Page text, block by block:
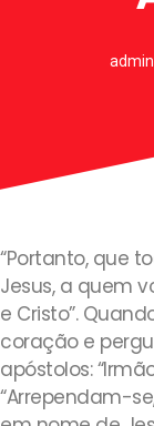
admin
“Portanto, que
Jesus, a quem
e Cristo”.
coração e
apóstolos:
“Arrependam-